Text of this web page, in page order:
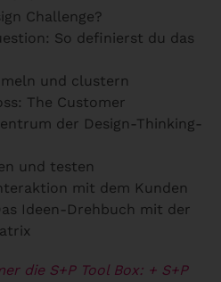
Challenge?
So definierst du das
und clustern
The Customer
der Design-Thinking-
und testen
mit dem Kunden
Ideen-Drehbuch mit der
die S+P Tool Box: + S+P